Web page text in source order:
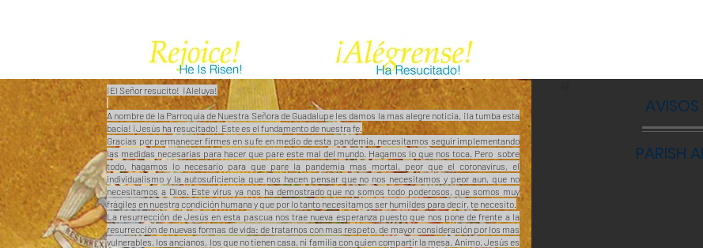
¡El Señor resucito! ¡Aleluya!
A nombre de la Parroquia de Nuestra Señora de Guadalupe les damos la mas alegre noticia, ¡la tumba esta
bacía! ¡Jesús ha resucitado! Este es el fundamento de nuestra fe.
Gracias por permanecer firmes en su fe en medio de esta pandemia, necesitamos seguir implementando
las medidas necesarias para hacer que pare este mal del mundo. Hagamos lo que nos toca. Pero sobre
todo, hagamos lo necesario para que pare la pandemia mas mortal, peor que el coronavirus, el
individualismo y la autosuficiencia que nos hacen pensar que no nos necesitamos y peor aun, que no
necesitamos a Dios. Este virus ya nos ha demostrado que no somos todo poderosos, que somos muy
frágiles en nuestra condición humana y que por lo tanto necesitamos ser humildes para decir, te necesito.
La resurrección de Jesús en esta pascua nos trae nueva esperanza puesto que nos pone de frente a la
resurrección de nuevas formas de vida: de tratarnos con mas respeto, de mayor consideración por los mas
vulnerables, los ancianos, los que no tienen casa, ni familia con quien compartir la mesa. Animo, Jesús es
PARISH